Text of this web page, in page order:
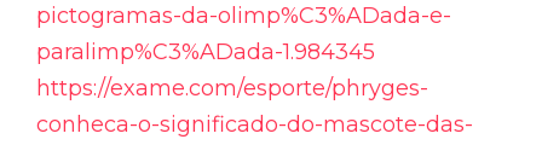
pictogramas-da-olimp%C3%ADada-e-
paralimp%C3%ADada-1.984345
https://exame.com/esporte/phryges-
conheca-o-significado-do-mascote-das-